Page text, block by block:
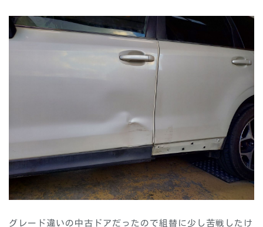
グレード違いの中古ドアだったので組替に少し苦戦したけ